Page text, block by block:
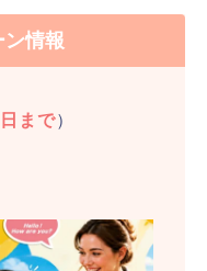
ン情報
まで）